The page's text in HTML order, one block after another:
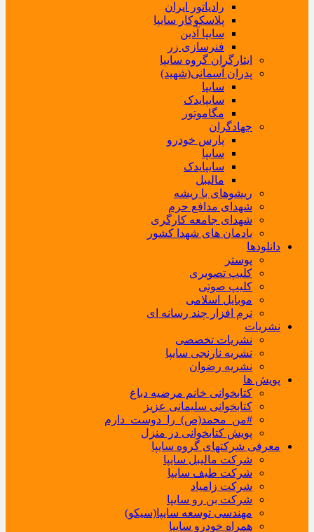
رادیاتور ایران
پلاسکوکار سایپا
سایپا آذین
فنرسازی زر
ایثارگران گروه سایپا
پدران آسمانی(شهید)
سایپا
سایپایدک
مگاموتور
جهادگران
پارس خودرو
سایپا
سایپایدک
مالیبل
ریشوهای با ریشه
شهدای مدافع حرم
شهدای جامعه کارگری
یادمان های شهدا کشور
دانلودها
پوستر
کلیپ تصویری
کلیپ صوتی
موبایل اسلامی
نرم افزار چند رسانه ای
نشریات
نشریات تخصصی
نشریه نارنجی سایپا
نشریه رضوان
پویش ها
کتابخوانی خانم مرضیه دباغ
کتابخوانی سلیمانی عزیز
#من_محمد(ص)_را_دوست_دارم
پویش کتابخوانی در منزل
معرفی شرکتهای گروه سایپا
شرکت مالیبل سایپا
شرکت طیف سایپا
شرکت زامیاد
شرکت بن رو سایپا
مهندسی توسعه سایپا(سیکو)
همراه خودرو سایپا